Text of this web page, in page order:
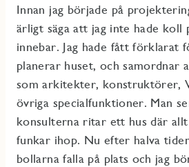
Innan jag började på
ärligt säga att jag inte hade koll
innebar. Jag hade fått förklarat
planerar huset, och samordnar
som arkitekter, konstruktörer,
övriga specialfunktioner. Man
konsulterna ritar ett hus där allt
funkar ihop. Nu efter halva
bollarna falla på plats och jag